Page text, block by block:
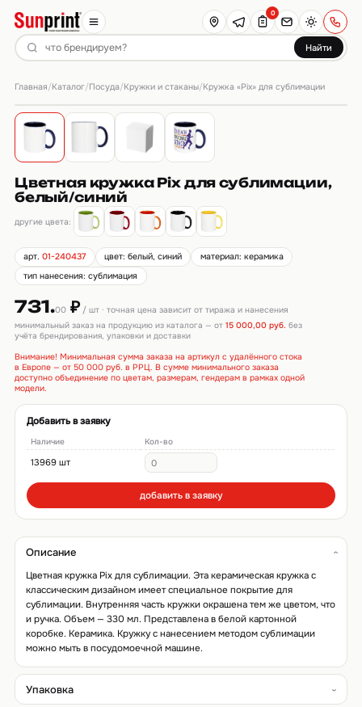
Найти
0
Главная/Каталог/Посуда/Кружки и стаканы/Кружка «Pix» для сублимации
Цветная кружка Pix для сублимации,
белый/синий
другие цвета:
арт.01-240437 цвет: белый, синий
материал: керамика
тип нанесения: сублимация
731.00₽/ шт · точная цена зависит от тиража и нанесения
минимальный заказ на продукцию из каталога — от 15 000,00 руб. без
учёта брендирования, упаковки и доставки
Внимание! Минимальная сумма заказа на артикул с удалённого стока
в Европе — от 50 000 руб. в РРЦ. В сумме минимального заказа
доступно объединение по цветам, размерам, гендерам в рамках одной
модели.
Добавить в заявку
Наличие Кол-во
13969 шт
добавить в заявку
Описание
Цветная кружка Pix для сублимации. Эта керамическая кружка с
классическим дизайном имеет специальное покрытие для
сублимации. Внутренняя часть кружки окрашена тем же цветом, что
и ручка. Объем — 330 мл. Представлена в белой картонной
коробке. Керамика. Кружку с нанесением методом сублимации
можно мыть в посудомоечной машине.
Упаковка